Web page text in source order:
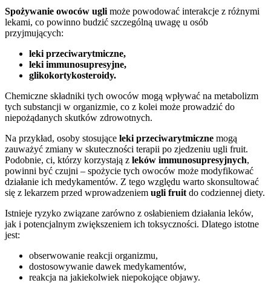
Spożywanie owoców ugli może powodować interakcje z różnymi
lekami, co powinno budzić szczególną uwagę u osób
przyjmujących:
leki przeciwarytmiczne,
leki immunosupresyjne,
glikokortykosteroidy.
Chemiczne składniki tych owoców mogą wpływać na metabolizm
tych substancji w organizmie, co z kolei może prowadzić do
niepożądanych skutków zdrowotnych.
Na przykład, osoby stosujące leki przeciwarytmiczne mogą
zauważyć zmiany w skuteczności terapii po zjedzeniu ugli fruit.
Podobnie, ci, którzy korzystają z leków immunosupresyjnych,
powinni być czujni – spożycie tych owoców może modyfikować
działanie ich medykamentów. Z tego względu warto skonsultować
się z lekarzem przed wprowadzeniem ugli fruit do codziennej diety.
Istnieje ryzyko związane zarówno z osłabieniem działania leków,
jak i potencjalnym zwiększeniem ich toksyczności. Dlatego istotne
jest:
obserwowanie reakcji organizmu,
dostosowywanie dawek medykamentów,
reakcja na jakiekolwiek niepokojące objawy.